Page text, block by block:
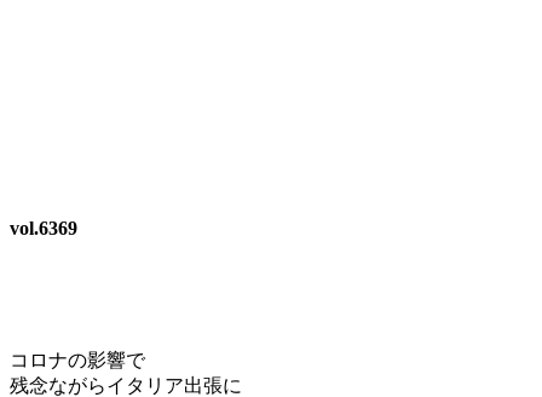
vol.6369
コロナの影響で
残念ながらイタリア出張に